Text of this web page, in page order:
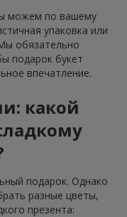
можем по вашему
упаковка или
обязательно
подарок букет
впечатление.
какой
подарок. Однако
разные цветы,
презента: